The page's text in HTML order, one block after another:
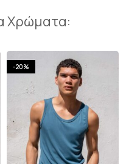
Χρώματα:
-20%